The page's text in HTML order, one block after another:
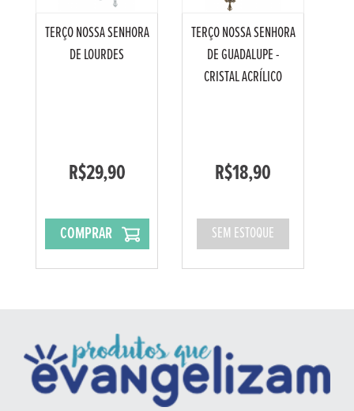
TERÇO NOSSA SENHORA
DE LOURDES
R$29,90
COMPRAR
TERÇO NOSSA SENHORA
DE GUADALUPE -
CRISTAL ACRÍLICO
R$18,90
SEM ESTOQUE